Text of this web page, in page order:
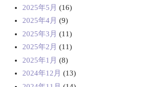
2025年5月 (16)
2025年4月 (9)
2025年3月 (11)
2025年2月 (11)
2025年1月 (8)
2024年12月 (13)